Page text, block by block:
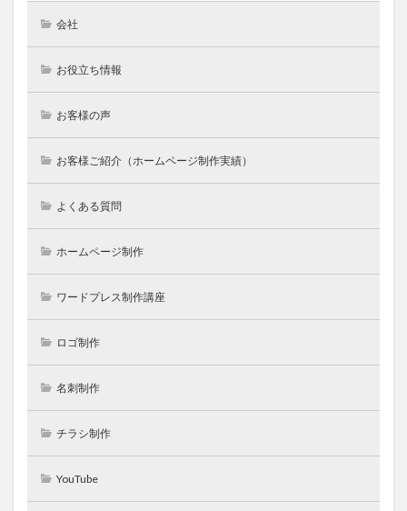
会社
お役立ち情報
お客様の声
お客様ご紹介（ホームページ制作実績）
よくある質問
ホームページ制作
ワードプレス制作講座
ロゴ制作
名刺制作
チラシ制作
YouTube